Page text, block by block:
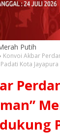
Putih
Konvoi Akbar
Kota Jayapura